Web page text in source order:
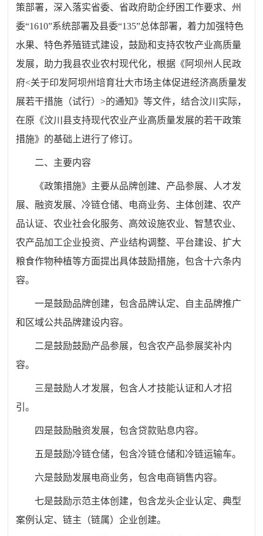
策部署，深入落实省委、省政府助企纾困工作要求、州
委“1610”系统部署及县委“135”总体部署，着力加强特色
水果、特色养殖链式建设，鼓励和支持农牧产业高质量
发展，助力我县农业农村现代化，根据《阿坝州人民政
府<关于印发阿坝州培育壮大市场主体促进经济高质量发
展若干措施（试行）>的通知》等文件，结合汶川实际，
在原《汶川县支持现代农业产业高质量发展的若干政策
措施》的基础上进行了修订。
二、主要内容
《政策措施》主要从品牌创建、产品参展、人才发
展、融资发展、冷链仓储、电商业务、主体创建、农产
品认证、农业社会化服务、高效设施农业、智慧农业、
农产品加工企业投资、产业结构调整、平台建设、扩大
粮食作物种植等方面提出具体鼓励措施，包含十六条内
容。
一是鼓励品牌创建，包含品牌认定、自主品牌推广
和区域公共品牌建设内容。
二是鼓励鼓励产品参展，包含农产品参展奖补内
容。
三是鼓励人才发展，包含人才技能认证和人才招
引。
四是鼓励融资发展，包含贷款贴息内容。
五是鼓励冷链仓储，包含冷链仓储和冷链运输车。
六是鼓励发展电商业务，包含电商销售内容。
七是鼓励示范主体创建，包含龙头企业认定、典型
案例认定、链主（链属）企业创建。